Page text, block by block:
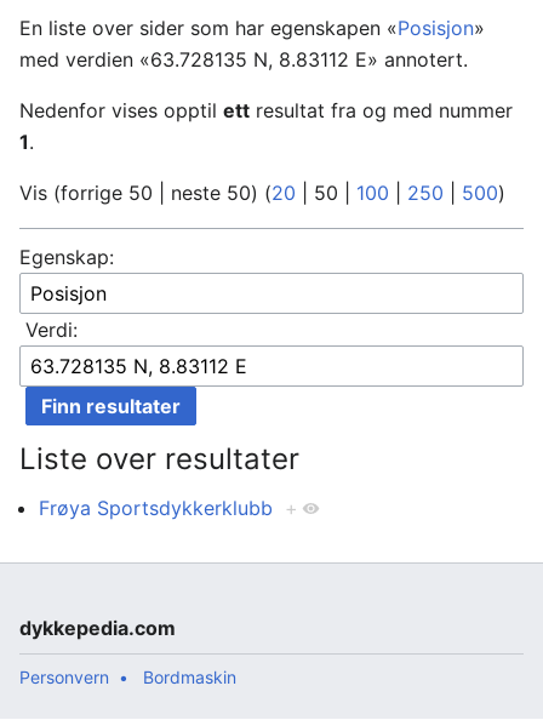
En liste over sider som har egenskapen «Posisjon»
med verdien «63.728135 N, 8.83112 E» annotert.
Nedenfor vises opptil ett resultat fra og med nummer
1.
Vis (forrige 50 neste 50) (20 50 100 250 500)
Egenskap:
Verdi:
Liste over resultater
Frøya Sportsdykkerklubb +
dykkepedia.com
Personvern Bordmaskin